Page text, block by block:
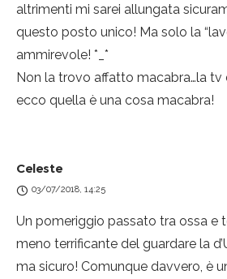
altrimenti mi sarei allungata
questo posto unico! Ma solo la
ammirevole! *_*
Non la trovo affatto macabra…la tv
ecco quella è una cosa macabra!
Celeste
03/07/2018, 14:25
Un pomeriggio passato tra ossa e
meno terrificante del guardare la
ma sicuro! Comunque davvero, è